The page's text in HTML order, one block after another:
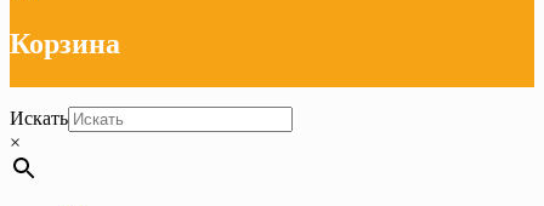
Корзина
Искать
×